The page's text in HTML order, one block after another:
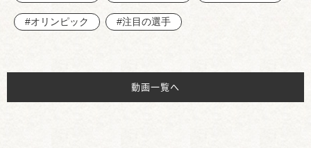
#オリンピック #注目の選手
動画一覧へ